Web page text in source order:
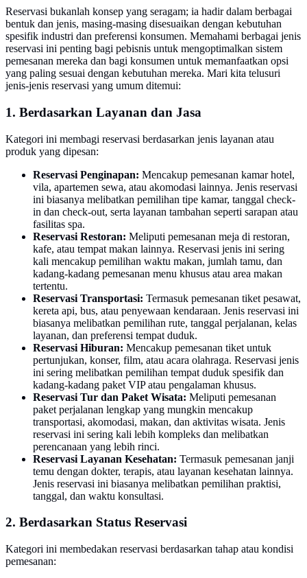
Reservasi bukanlah konsep yang seragam; ia hadir dalam berbagai
bentuk dan jenis, masing-masing disesuaikan dengan kebutuhan
spesifik industri dan preferensi konsumen. Memahami berbagai jenis
reservasi ini penting bagi pebisnis untuk mengoptimalkan sistem
pemesanan mereka dan bagi konsumen untuk memanfaatkan opsi
yang paling sesuai dengan kebutuhan mereka. Mari kita telusuri
jenis-jenis reservasi yang umum ditemui:
1. Berdasarkan Layanan dan Jasa
Kategori ini membagi reservasi berdasarkan jenis layanan atau
produk yang dipesan:
Reservasi Penginapan: Mencakup pemesanan kamar hotel,
vila, apartemen sewa, atau akomodasi lainnya. Jenis reservasi
ini biasanya melibatkan pemilihan tipe kamar, tanggal check-
in dan check-out, serta layanan tambahan seperti sarapan atau
fasilitas spa.
Reservasi Restoran: Meliputi pemesanan meja di restoran,
kafe, atau tempat makan lainnya. Reservasi jenis ini sering
kali mencakup pemilihan waktu makan, jumlah tamu, dan
kadang-kadang pemesanan menu khusus atau area makan
tertentu.
Reservasi Transportasi: Termasuk pemesanan tiket pesawat,
kereta api, bus, atau penyewaan kendaraan. Jenis reservasi ini
biasanya melibatkan pemilihan rute, tanggal perjalanan, kelas
layanan, dan preferensi tempat duduk.
Reservasi Hiburan: Mencakup pemesanan tiket untuk
pertunjukan, konser, film, atau acara olahraga. Reservasi jenis
ini sering melibatkan pemilihan tempat duduk spesifik dan
kadang-kadang paket VIP atau pengalaman khusus.
Reservasi Tur dan Paket Wisata: Meliputi pemesanan
paket perjalanan lengkap yang mungkin mencakup
transportasi, akomodasi, makan, dan aktivitas wisata. Jenis
reservasi ini sering kali lebih kompleks dan melibatkan
perencanaan yang lebih rinci.
Reservasi Layanan Kesehatan: Termasuk pemesanan janji
temu dengan dokter, terapis, atau layanan kesehatan lainnya.
Jenis reservasi ini biasanya melibatkan pemilihan praktisi,
tanggal, dan waktu konsultasi.
2. Berdasarkan Status Reservasi
Kategori ini membedakan reservasi berdasarkan tahap atau kondisi
pemesanan: